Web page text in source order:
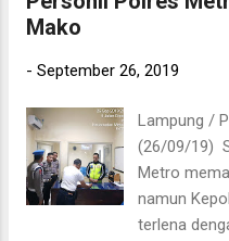
atau
Metro
Kapolsek
S.H
Mako
- September 26, 2019
Lampung /
(26/09/19)
Metro
namun
terlena